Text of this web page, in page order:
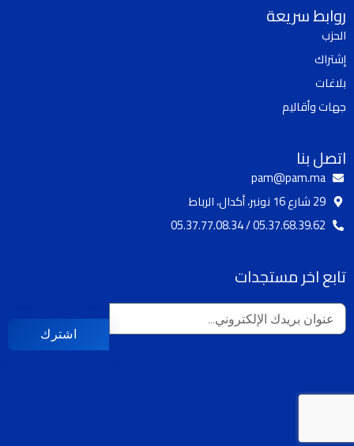
b
o
o
k
a
روابط سريعة
الحزب
إشتراك
بلاغات
جهات وأقاليم
اتصل بنا
pam@pam.ma
29 شارع 16 نونبر، أكدال، الرباط
05.37.68.39.62 / 05.37.77.08.34
تابع اخر مستجدات
اشترك